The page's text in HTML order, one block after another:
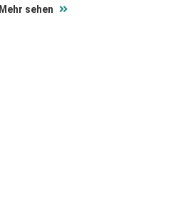
Mehr sehen